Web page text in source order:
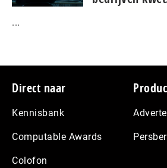
...
Footer
Direct naar
Kennisbank
Computable Awards
Colofon